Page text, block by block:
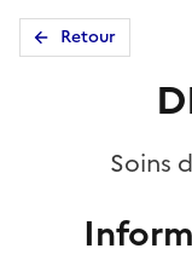
Retour
Soins